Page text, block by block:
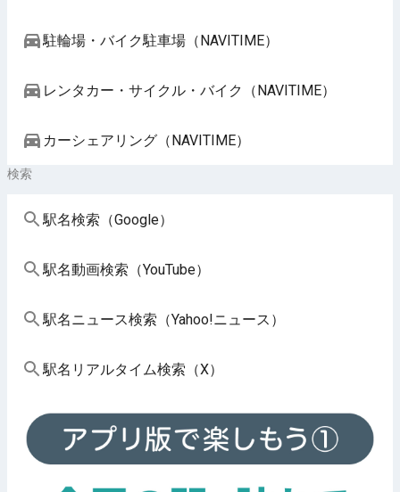
駐輪場・バイク駐車場（NAVITIME）
レンタカー・サイクル・バイク（NAVITIME）
カーシェアリング（NAVITIME）
検索
駅名検索（Google）
駅名動画検索（YouTube）
駅名ニュース検索（Yahoo!ニュース）
駅名リアルタイム検索（X）